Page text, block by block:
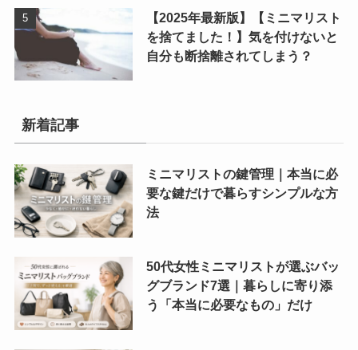
【2025年最新版】【ミニマリスト
を捨てました！】気を付けないと
自分も断捨離されてしまう？
新着記事
ミニマリストの鍵管理｜本当に必
要な鍵だけで暮らすシンプルな方
法
50代女性ミニマリストが選ぶバッ
グブランド7選｜暮らしに寄り添
う「本当に必要なもの」だけ